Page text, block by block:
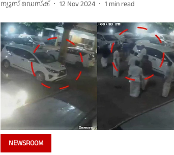
ന്യൂസ് ഡെസ്ക് 12 Nov 2024 1 min read
NEWSROOM